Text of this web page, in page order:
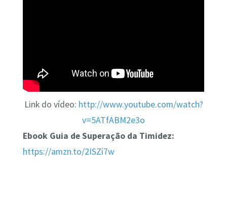
Link do vídeo: http://www.youtube.com/watch?
v=5ATfABM2e3o
Ebook Guia de Superação da Timidez:
https://amzn.to/2ISZi7w